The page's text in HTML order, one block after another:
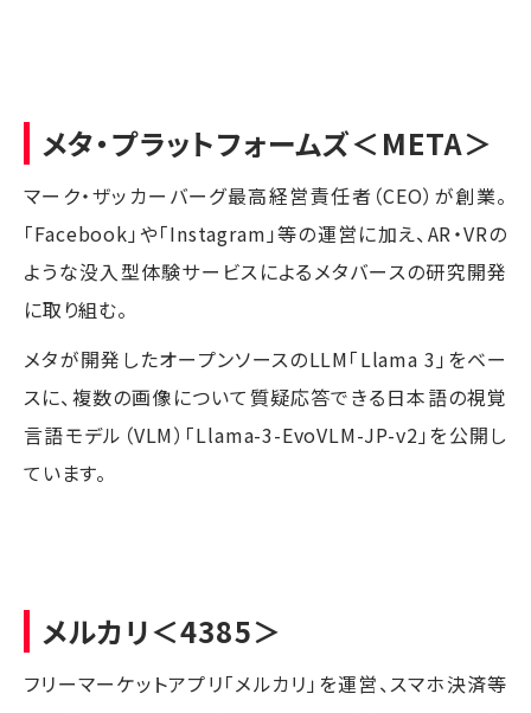
メタ・プラットフォームズ＜META＞
マーク・ザッカーバーグ最高経営責任者（CEO）が創業。
「Facebook」や「Instagram」等の運営に加え、AR・VRの
ような没入型体験サービスによるメタバースの研究開発
に取り組む。
メタが開発したオープンソースのLLM「Llama 3」をベー
スに、複数の画像について質疑応答できる日本語の視覚
言語モデル（VLM）「Llama-3-EvoVLM-JP-v2」を公開し
ています。
メルカリ＜4385＞
フリーマーケットアプリ「メルカリ」を運営、スマホ決済等